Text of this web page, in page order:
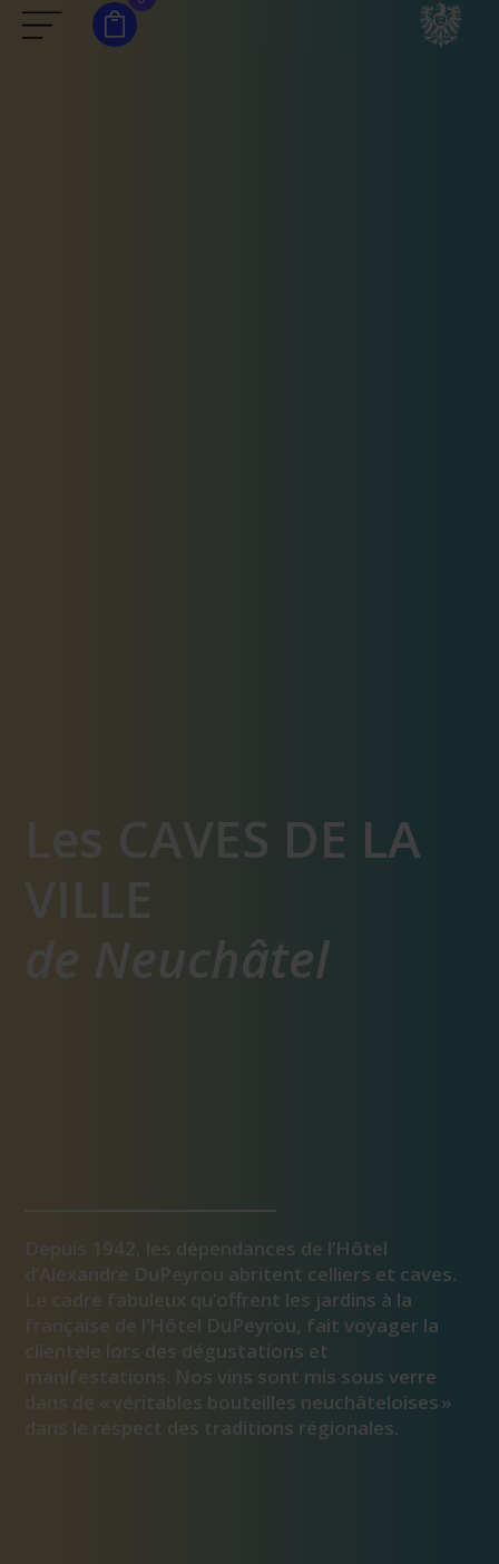
Les CAVES DE LA
VILLE
de Neuchâtel
Depuis 1942, les dépendances de l’Hôtel
d’Alexandre DuPeyrou abritent celliers et caves.
Le cadre fabuleux qu’offrent les jardins à la
française de l’Hôtel DuPeyrou, fait voyager la
clientèle lors des dégustations et
manifestations. Nos vins sont mis sous verre
dans de « véritables bouteilles neuchâteloises »
dans le respect des traditions régionales.